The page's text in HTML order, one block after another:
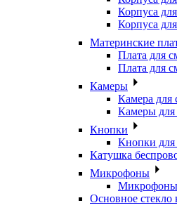
Корпуса
Корпуса
Материнские
Плата для
Плата для
Камеры
Камера для
Камеры для
Кнопки
Кнопки для
Катушка
Микрофоны
Микрофоны
Основное стекло